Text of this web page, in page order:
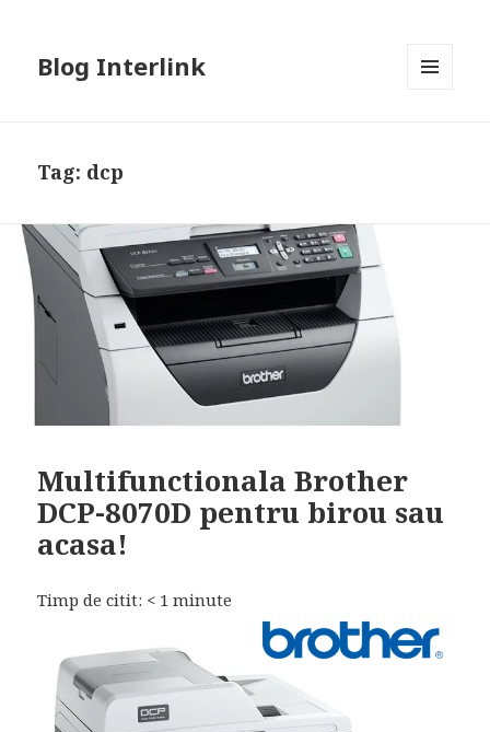
Blog Interlink
Tag: dcp
Multifunctionala Brother
DCP-8070D pentru birou sau
acasa!
Timp de citit: < 1 minute